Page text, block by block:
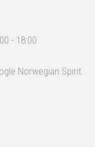
- 18:00
Norwegian Spirit